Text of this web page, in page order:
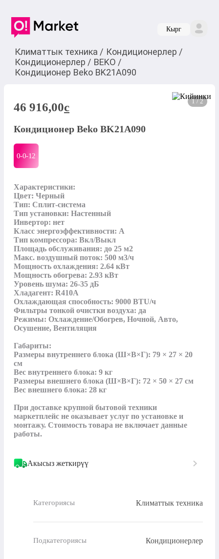
Кырг
Климаттык техника / Кондиционерлер /
Кондиционерлер / BEKO /
Кондиционер Beko BK21A090
1 / 2
46 916,00c
Кондиционер Beko BK21A090
0-0-12
Характеристики:
Цвет: Черный
Тип: Сплит-система
Тип установки: Настенный
Инвертор: нет
Класс энергоэффективности: A
Тип компрессора: Вкл/Выкл
Площадь обслуживания: до 25 м2
Макс. воздушный поток: 500 м3/ч
Мощность охлаждения: 2.64 кВт
Мощность обогрева: 2.93 кВт
Уровень шума: 26-35 дБ
Хладагент: R410A
Охлаждающая способность: 9000 BTU/ч
Фильтры тонкой очистки воздуха: да
Режимы: Охлаждение/Обогрев, Ночной, Авто,
Осушение, Вентиляция
Габариты:
Размеры внутреннего блока (Ш×В×Г): 79 × 27 × 20
см
Вес внутреннего блока: 9 кг
Размеры внешнего блока (Ш×В×Г): 72 × 50 × 27 см
Вес внешнего блока: 28 кг
При доставке крупной бытовой техники
маркетплейс не оказывает услуг по установке и
монтажу. Стоимость товара не включает данные
работы.
Акысыз жеткирүү
Категориясы Климаттык техника
Подкатегориясы Кондиционерлер